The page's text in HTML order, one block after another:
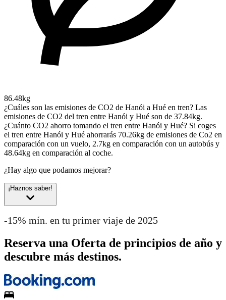
86.48kg
¿Cuáles son las emisiones de CO2 de Hanói a Hué en tren? Las
emisiones de CO2 del tren entre Hanói y Hué son de 37.84kg.
¿Cuánto CO2 ahorro tomando el tren entre Hanói y Hué? Si coges
el tren entre Hanói y Hué ahorrarás 70.26kg de emisiones de Co2 en
comparación con un vuelo, 2.7kg en comparación con un autobús y
48.64kg en comparación al coche.
¿Hay algo que podamos mejorar?
¡Haznos saber!
-15% mín. en tu primer viaje de 2025
Reserva una Oferta de principios de año y
descubre más destinos.